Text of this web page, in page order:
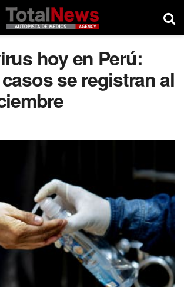
hoy en Perú:
se registran al